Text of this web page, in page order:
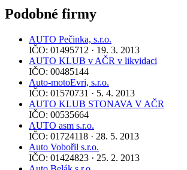
Podobné firmy
AUTO Pečinka, s.r.o.
IČO: 01495712 · 19. 3. 2013
AUTO KLUB v AČR v likvidaci
IČO: 00485144
Auto-motoEvri, s.r.o.
IČO: 01570731 · 5. 4. 2013
AUTO KLUB STONAVA V AČR
IČO: 00535664
AUTO asm s.r.o.
IČO: 01724118 · 28. 5. 2013
Auto Vobořil s.r.o.
IČO: 01424823 · 25. 2. 2013